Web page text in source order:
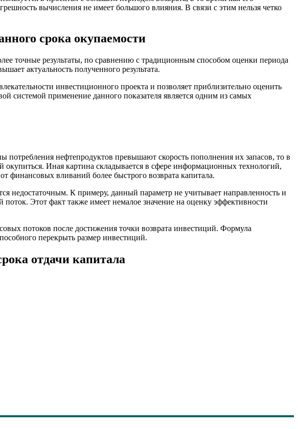
вычисления не имеет большого влияния. В связи с этим нельзя четко
срока окупаемости
точные результаты, по сравнению с традиционным способом оценки периода
актуальность полученного результата.
инвестиционного проекта и позволяет приблизительно оценить
системой применение данного показателя является одним из самых
нефтепродуктов превышают скорость пополнения их запасов, то в
Иная картина складывается в сфере информационных технологий,
финансовых вливаний более быстрого возврата капитала.
недостаточным. К примеру, данный параметр не учитывает направленность и
Этот факт также имеет немалое значение на оценку эффективности
потоков после достижения точки возврата инвестиций. Формула
перекрыть размер инвестиций.
отдачи капитала